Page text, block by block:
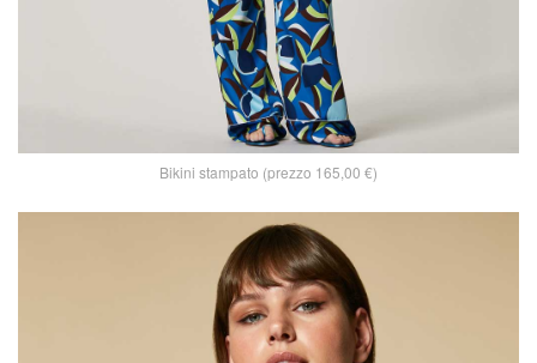
Bikini stampato (prezzo 165,00 €)